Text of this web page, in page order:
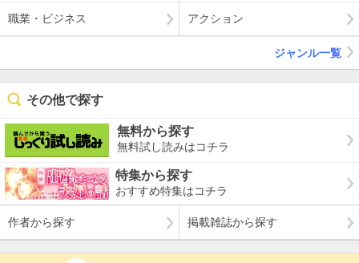
職業・ビジネス アクション
ジャンル一覧
その他で探す
無料から探す
無料試し読みはコチラ
特集から探す
おすすめ特集はコチラ
作者から探す 掲載雑誌から探す